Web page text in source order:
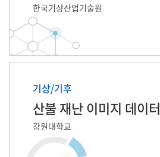
한국기상산업기술원
기상/기후
산불 재난 이미지 데이터
강원대학교